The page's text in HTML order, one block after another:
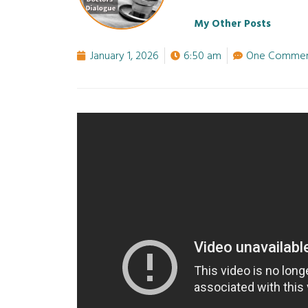
My Other Posts
January 1, 2026 6:50 am One